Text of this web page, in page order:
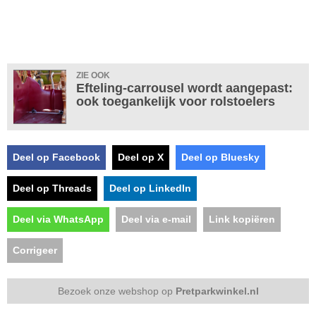
ZIE OOK
Efteling-carrousel wordt aangepast:
ook toegankelijk voor rolstoelers
Deel op Facebook Deel op X Deel op Bluesky
Deel op Threads Deel op LinkedIn
Deel via WhatsApp Deel via e-mail Link kopiëren
Corrigeer
Bezoek onze webshop op Pretparkwinkel.nl